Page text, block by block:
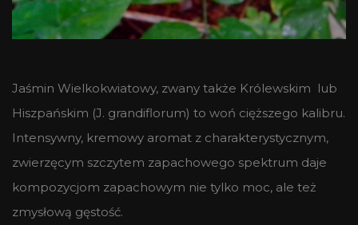
Jaśmin Wielkokwiatowy, zwany także Królewskim lub
Hiszpańskim (J. grandiflorum) to woń cięższego kalibru.
Intensywny, kremowy aromat z charakterystycznym,
zwierzęcym szczytem zapachowego spektrum daje
kompozycjom zapachowym nie tylko moc, ale też
zmysłową gęstość.